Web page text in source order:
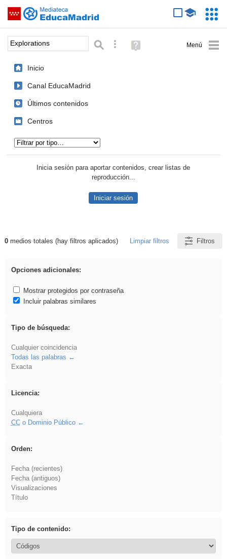
Saltar navegación
Palabra o frase: Búsqueda avanzada
Ayuda
(en
Inicio
Canal EducaMadrid
Últimos contenidos
Centros
Inicia sesión para aportar contenidos, crear listas de
reproducción...
Iniciar sesión
Resultados de: Explorations
0medios totales (hay filtros aplicados) Limpiar filtros Filtros
Opciones adicionales:
Mostrar protegidos por contraseña
Incluir palabras similares
Tipo de búsqueda:
Cualquier coincidencia
Todas las palabras
Exacta
Licencia:
Cualquiera
CCo Dominio Público
Orden:
Fecha (recientes)
Fecha (antiguos)
Visualizaciones
Título
Tipo de contenido: